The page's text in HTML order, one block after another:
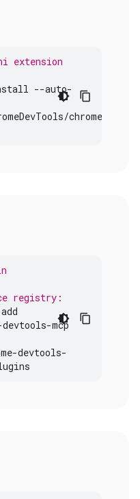
extension
--auto-
/chrome
registry:
add
devtools-mcp
-devtools-